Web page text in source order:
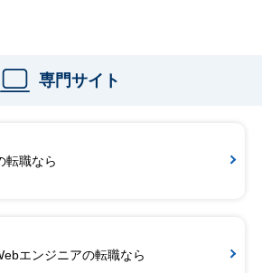
専門サイト
転職なら
エンジニアの転職なら